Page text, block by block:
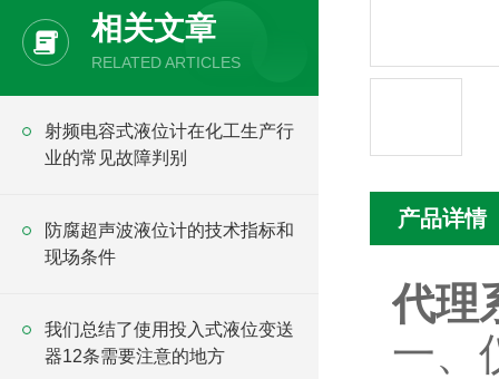
相关文章
RELATED ARTICLES
射频电容式液位计在化工生产行
业的常见故障判别
防腐超声波液位计的技术指标和
现场条件
我们总结了使用投入式液位变送
器12条需要注意的地方
产品详情
代理
一、